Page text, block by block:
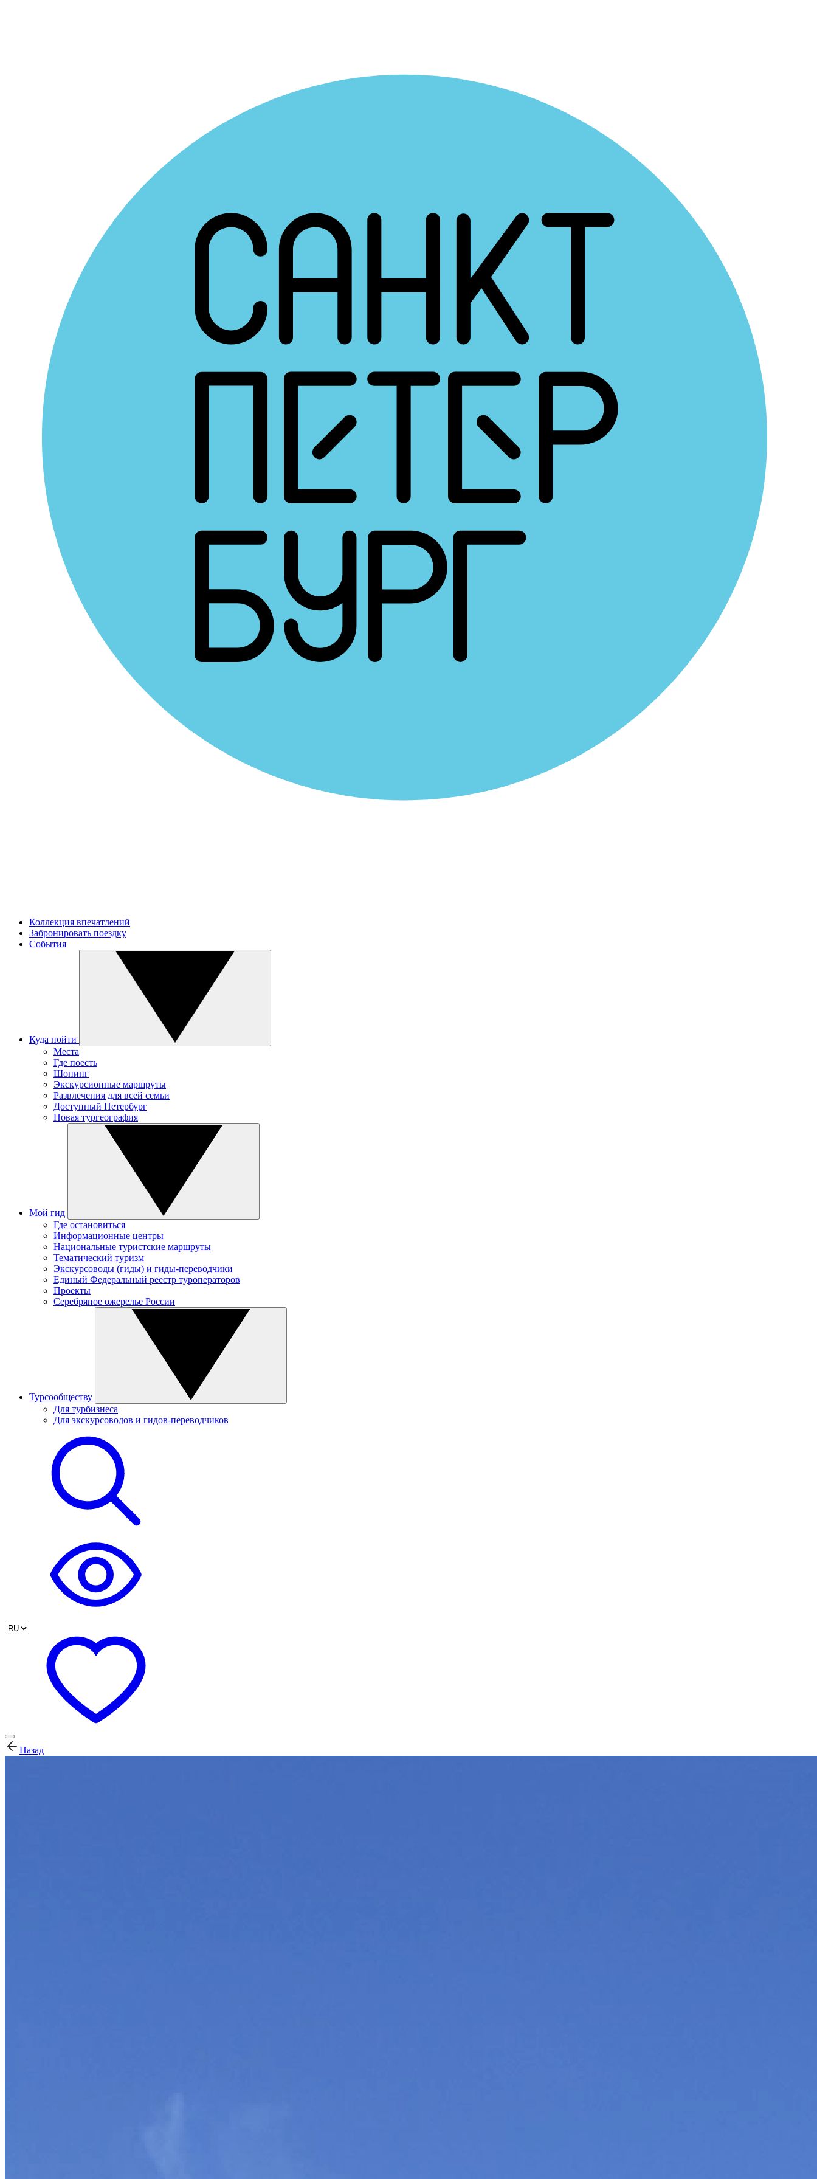
Коллекция впечатлений
Забронировать поездку
События
Куда пойти
Места
Где поесть
Шопинг
Экскурсионные маршруты
Развлечения для всей семьи
Доступный Петербург
Новая тургеография
Мой гид
Где остановиться
Информационные центры
Национальные туристские маршруты
Тематический туризм
Экскурсоводы (гиды) и гиды-переводчики
Единый Федеральный реестр туроператоров
Проекты
Серебряное ожерелье России
Турсообществу
Для турбизнеса
Для экскурсоводов и гидов-переводчиков
Назад